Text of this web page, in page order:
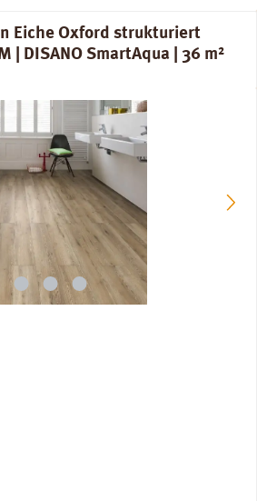
Eiche Oxford strukturiert
| DISANO SmartAqua | 36 m²